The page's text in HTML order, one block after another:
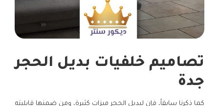
تصاميم خلفيات بديل الحجر
جدة
كما ذكرنا سابقاً، فإن لبديل الحجر ميزات كثيرة، ومن ضمنها قابليته